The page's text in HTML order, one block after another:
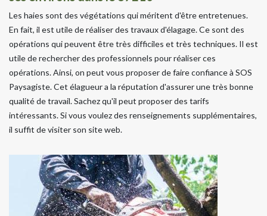
Les haies sont des végétations qui méritent d'être entretenues.
En fait, il est utile de réaliser des travaux d'élagage. Ce sont des
opérations qui peuvent être très difficiles et très techniques. Il est
utile de rechercher des professionnels pour réaliser ces
opérations. Ainsi, on peut vous proposer de faire confiance à SOS
Paysagiste. Cet élagueur a la réputation d'assurer une très bonne
qualité de travail. Sachez qu'il peut proposer des tarifs
intéressants. Si vous voulez des renseignements supplémentaires,
il suffit de visiter son site web.